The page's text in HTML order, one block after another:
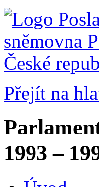
Přejít na
1993 –